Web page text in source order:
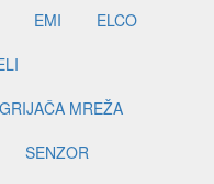
EMI
ELCO
MREŽA
SENZOR